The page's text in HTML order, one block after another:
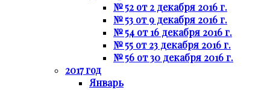
№ 52 от 2 декабря 2016 г.
№ 53 от 9 декабря 2016 г.
№ 54 от 16 декабря 2016 г.
№ 55 от 23 декабря 2016 г.
№ 56 от 30 декабря 2016 г.
2017 год
Январь